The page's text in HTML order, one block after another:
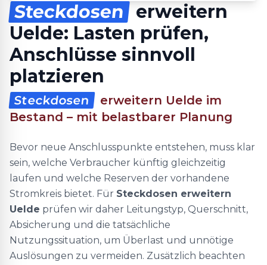
Steckdosen
erweitern
Uelde: Lasten prüfen,
Anschlüsse sinnvoll
platzieren
Steckdosen
erweitern Uelde im
Bestand – mit belastbarer Planung
Bevor neue Anschlusspunkte entstehen, muss klar
sein, welche Verbraucher künftig gleichzeitig
laufen und welche Reserven der vorhandene
Stromkreis bietet. Für Steckdosen erweitern
Uelde prüfen wir daher Leitungstyp, Querschnitt,
Absicherung und die tatsächliche
Nutzungssituation, um Überlast und unnötige
Auslösungen zu vermeiden. Zusätzlich beachten